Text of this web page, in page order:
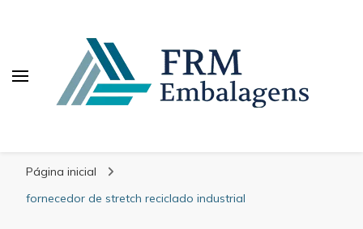
Página inicial
fornecedor de stretch reciclado industrial